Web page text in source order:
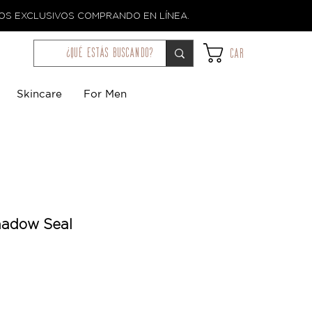
EXCLUSIVOS COMPRANDO EN LÍNEA.
¿qué estás buscando? Car
Skincare For Men
Seal